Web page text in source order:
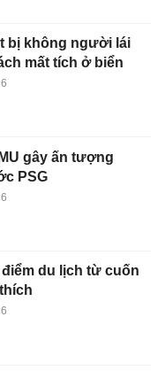
bị không người lái
mất tích ở biển
gây ấn tượng
PSG
điểm du lịch từ cuốn